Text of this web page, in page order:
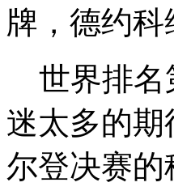
牌，德约
世界排名
迷太多的
尔登决赛